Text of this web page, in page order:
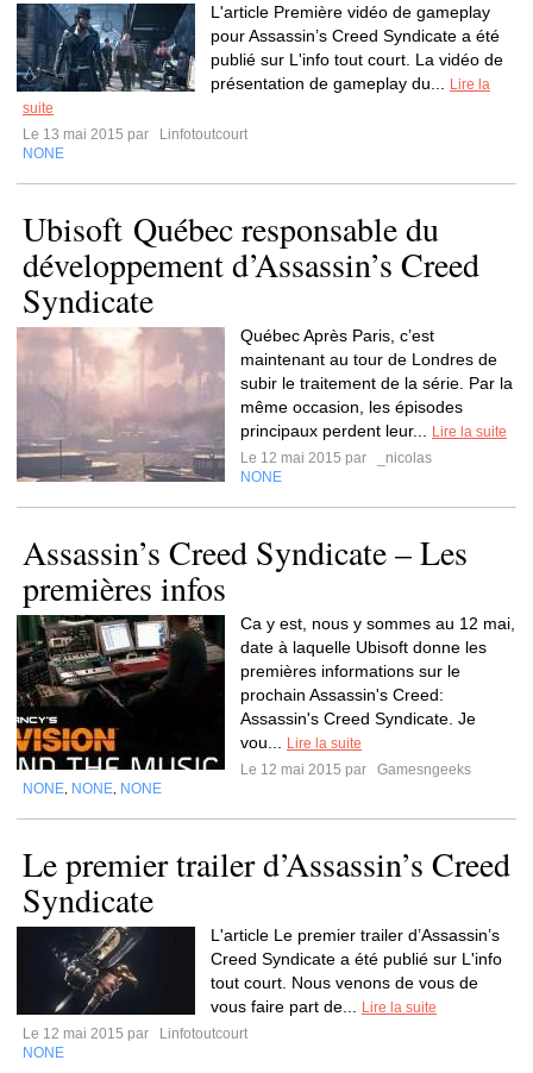
L'article Première vidéo de gameplay
pour Assassin’s Creed Syndicate a été
publié sur L'info tout court. La vidéo de
présentation de gameplay du...
Lire la
suite
Le 13 mai 2015 par
Linfotoutcourt
NONE
Ubisoft Québec responsable du
développement d’Assassin’s Creed
Syndicate
Québec Après Paris, c’est
maintenant au tour de Londres de
subir le traitement de la série. Par la
même occasion, les épisodes
principaux perdent leur...
Lire la suite
Le 12 mai 2015 par
_nicolas
NONE
Assassin’s Creed Syndicate – Les
premières infos
Ca y est, nous y sommes au 12 mai,
date à laquelle Ubisoft donne les
premières informations sur le
prochain Assassin's Creed:
Assassin's Creed Syndicate. Je
vou...
Lire la suite
Le 12 mai 2015 par
Gamesngeeks
NONE NONE NONE
Le premier trailer d’Assassin’s Creed
Syndicate
L'article Le premier trailer d’Assassin’s
Creed Syndicate a été publié sur L'info
tout court. Nous venons de vous de
vous faire part de...
Lire la suite
Le 12 mai 2015 par
Linfotoutcourt
NONE